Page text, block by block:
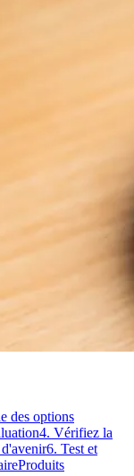
des options
4. Vérifiez la
6. Test et
Produits